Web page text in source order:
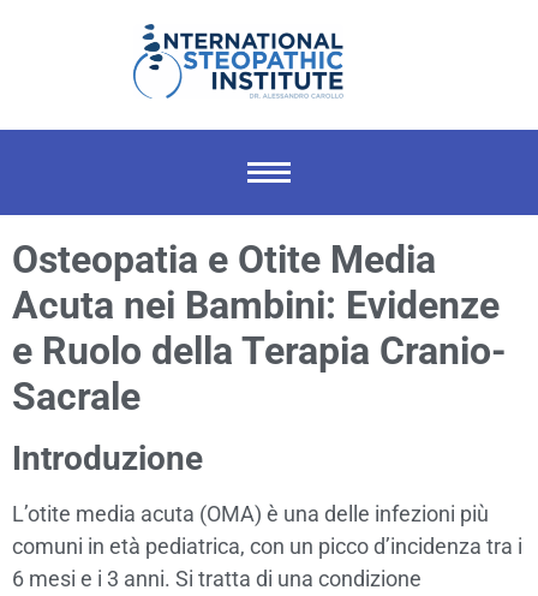
Osteopatia e Otite Media
Acuta nei Bambini: Evidenze
e Ruolo della Terapia Cranio-
Sacrale
Introduzione
L’otite media acuta (OMA) è una delle infezioni più
comuni in età pediatrica, con un picco d’incidenza tra i
6 mesi e i 3 anni. Si tratta di una condizione